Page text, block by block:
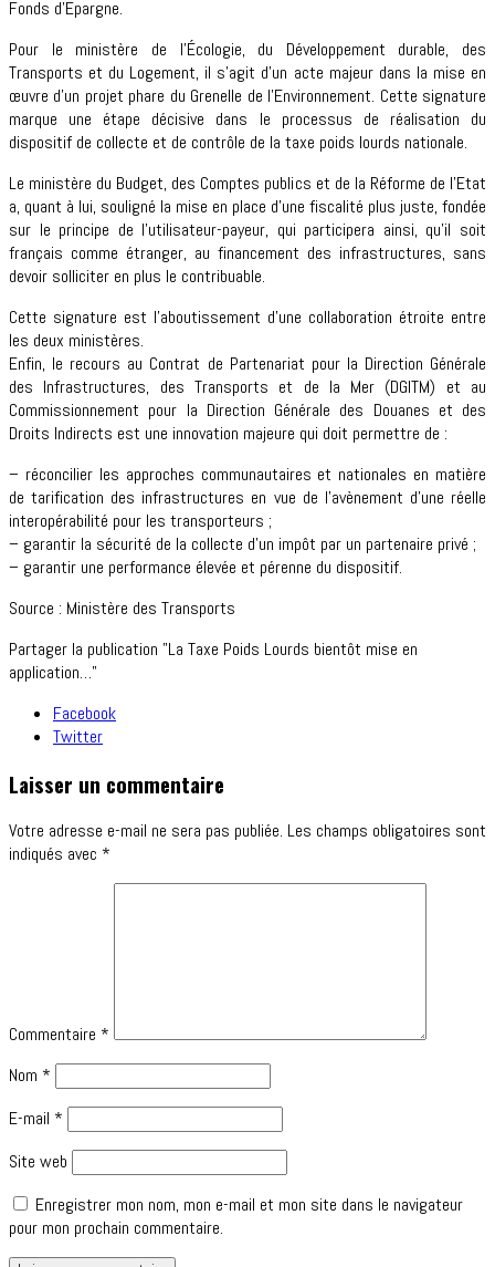
Fonds d’Epargne.
Pour le ministère de l’Écologie, du Développement durable, des
Transports et du Logement, il s’agit d’un acte majeur dans la mise en
œuvre d’un projet phare du Grenelle de l’Environnement. Cette signature
marque une étape décisive dans le processus de réalisation du
dispositif de collecte et de contrôle de la taxe poids lourds nationale.
Le ministère du Budget, des Comptes publics et de la Réforme de l’Etat
a, quant à lui, souligné la mise en place d’une fiscalité plus juste, fondée
sur le principe de l’utilisateur-payeur, qui participera ainsi, qu’il soit
français comme étranger, au financement des infrastructures, sans
devoir solliciter en plus le contribuable.
Cette signature est l’aboutissement d’une collaboration étroite entre
les deux ministères.
Enfin, le recours au Contrat de Partenariat pour la Direction Générale
des Infrastructures, des Transports et de la Mer (DGITM) et au
Commissionnement pour la Direction Générale des Douanes et des
Droits Indirects est une innovation majeure qui doit permettre de :
– réconcilier les approches communautaires et nationales en matière
de tarification des infrastructures en vue de l’avènement d’une réelle
interopérabilité pour les transporteurs ;
– garantir la sécurité de la collecte d’un impôt par un partenaire privé ;
– garantir une performance élevée et pérenne du dispositif.
Source : Ministère des Transports
Partager la publication "La Taxe Poids Lourds bientôt mise en
application…"
Facebook
Twitter
Laisser un commentaire
Votre adresse e-mail ne sera pas publiée. Les champs obligatoires sont
indiqués avec *
Commentaire *
Nom *
E-mail *
Site web
Enregistrer mon nom, mon e-mail et mon site dans le navigateur
pour mon prochain commentaire.